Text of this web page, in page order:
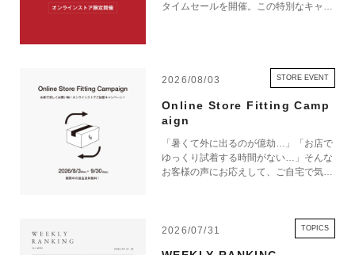
タイムセールを開催。この特別なキャン
2026/08/03 STORE EVENT
Online Store Fitting Camp
aign
「暑くて外に出るのが億劫…」「お店で
ゆっくり試着する時間がない…」そんな
お客様の声にお応えして、ご自宅で気軽
料に！気になる商品をまとめて取り寄せ
2026/07/31 TOPICS